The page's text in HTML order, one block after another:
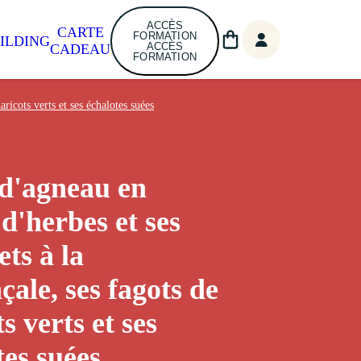
CARTE
CADEAU
ACCÈS
FORMATION
ACCÈS
FORMATION
verts et ses échalotes suées
en
et ses
à la
ses fagots de
verts et ses